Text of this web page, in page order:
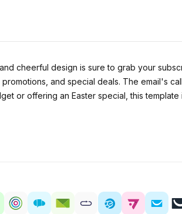
cheerful design is sure to grab your
and special deals. The email's
or offering an Easter special, this